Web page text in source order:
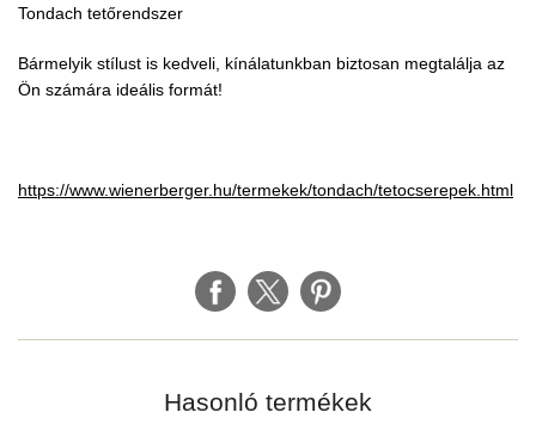
Tondach tetőrendszer
Bármelyik stílust is kedveli, kínálatunkban biztosan megtalálja az
Ön számára ideális formát!
https://www.wienerberger.hu/termekek/tondach/tetocserepek.html
Hasonló termékek